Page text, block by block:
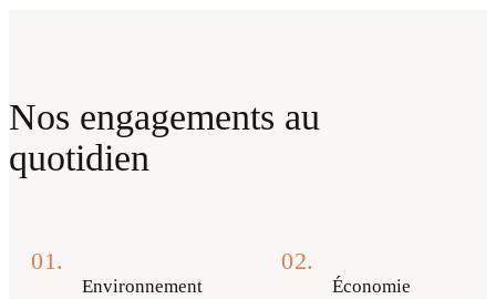
Nos engagements au
quotidien
01.
Environnement
02.
Économie